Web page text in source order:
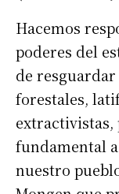
Hacemos
poderes del
de
forestales,
extractivistas,
fundamental
nuestro